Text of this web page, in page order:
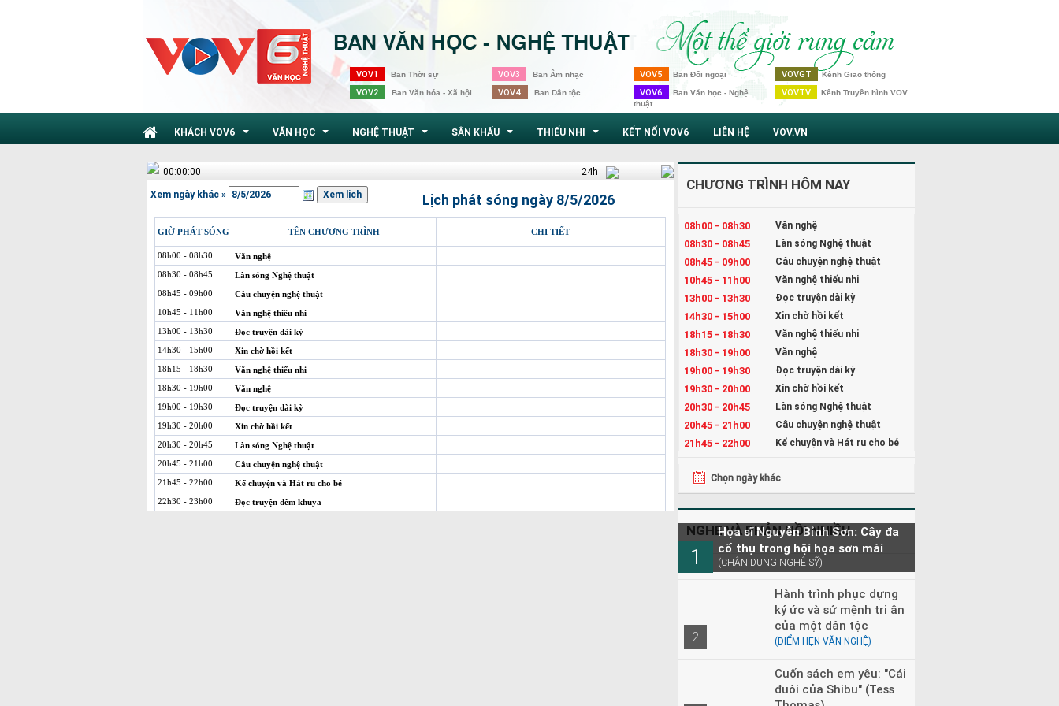
VOV1 Ban Thời sự
VOV2 Ban Văn hóa - Xã hội
VOV3 Ban Âm nhạc
VOV4 Ban Dân tộc
VOV5 Ban Đối ngoại
VOV6 Ban Văn học - Nghệ
thuật
VOVGT Kênh Giao thông
VOVTV Kênh Truyền hình VOV
KHÁCH VOV6 VĂN HỌC NGHỆ THUẬT SÂN KHẤU THIẾU NHI KẾT NỐI VOV6 LIÊN HỆ VOV.VN
00:00:00 24h
Xem ngày khác » Lịch phát sóng ngày 8/5/2026
GIỜ PHÁT SÓNG TÊN CHƯƠNG TRÌNH CHI TIẾT
08h00 - 08h30
Văn nghệ
08h30 - 08h45
Làn sóng Nghệ thuật
08h45 - 09h00
Câu chuyện nghệ thuật
10h45 - 11h00
Văn nghệ thiếu nhi
13h00 - 13h30
Đọc truyện dài kỳ
14h30 - 15h00
Xin chờ hồi kết
18h15 - 18h30
Văn nghệ thiếu nhi
18h30 - 19h00
Văn nghệ
19h00 - 19h30
Đọc truyện dài kỳ
19h30 - 20h00
Xin chờ hồi kết
20h30 - 20h45
Làn sóng Nghệ thuật
20h45 - 21h00
Câu chuyện nghệ thuật
21h45 - 22h00
Kể chuyện và Hát ru cho bé
22h30 - 23h00
Đọc truyện đêm khuya
CHƯƠNG TRÌNH HÔM NAY
08h00 - 08h30 Văn nghệ
08h30 - 08h45 Làn sóng Nghệ thuật
08h45 - 09h00 Câu chuyện nghệ thuật
10h45 - 11h00 Văn nghệ thiếu nhi
13h00 - 13h30 Đọc truyện dài kỳ
14h30 - 15h00 Xin chờ hồi kết
18h15 - 18h30 Văn nghệ thiếu nhi
18h30 - 19h00 Văn nghệ
19h00 - 19h30 Đọc truyện dài kỳ
19h30 - 20h00 Xin chờ hồi kết
20h30 - 20h45 Làn sóng Nghệ thuật
20h45 - 21h00 Câu chuyện nghệ thuật
21h45 - 22h00 Kể chuyện và Hát ru cho bé
Chọn ngày khác
NGHE VÀ PHẢN HỒI NHIỀU
1
Họa sĩ Nguyễn Bỉnh Sơn: Cây đa
cổ thụ trong hội họa sơn mài
(CHÂN DUNG NGHỆ SỸ)
2
Hành trình phục dựng
ký ức và sứ mệnh tri ân
của một dân tộc
(ĐIỂM HẸN VĂN NGHỆ)
Cuốn sách em yêu: "Cái
đuôi của Shibu" (Tess